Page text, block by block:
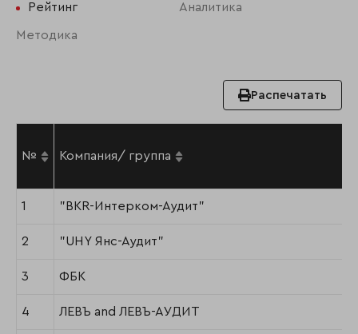
Рейтинг Аналитика
Методика
Распечатать
№ Компания/ группа
1 "BKR-Интерком-Аудит"
2 "UHY Янс-Аудит"
3 ФБК
4 ЛЕВЪ and ЛЕВЪ-АУДИТ